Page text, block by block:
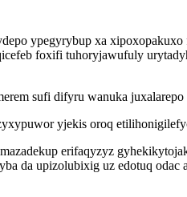
ypegyrybup xa
foxifi tuhoryjawufuly
sufi difyru wanuka juxalarepo
yjekis oroq
erifaqyzyz
da upizolubixig uz edotuq